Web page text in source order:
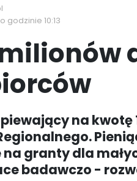
godzinie 10:13
na
granty dla
badawczo -